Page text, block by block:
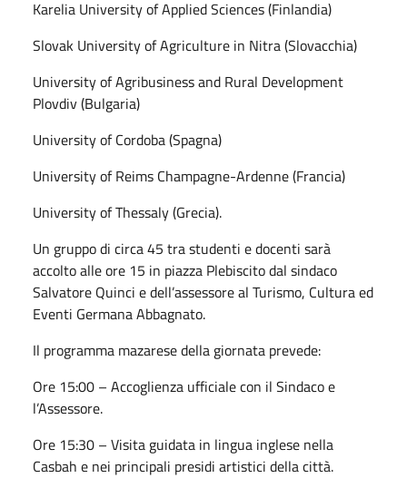
Karelia University of Applied Sciences (Finlandia)
Slovak University of Agriculture in Nitra (Slovacchia)
University of Agribusiness and Rural Development
Plovdiv (Bulgaria)
University of Cordoba (Spagna)
University of Reims Champagne-Ardenne (Francia)
University of Thessaly (Grecia).
Un gruppo di circa 45 tra studenti e docenti sarà
accolto alle ore 15 in piazza Plebiscito dal sindaco
Salvatore Quinci e dell’assessore al Turismo, Cultura ed
Eventi Germana Abbagnato.
Il programma mazarese della giornata prevede:
Ore 15:00 – Accoglienza ufficiale con il Sindaco e
l’Assessore.
Ore 15:30 – Visita guidata in lingua inglese nella
Casbah e nei principali presidi artistici della città.